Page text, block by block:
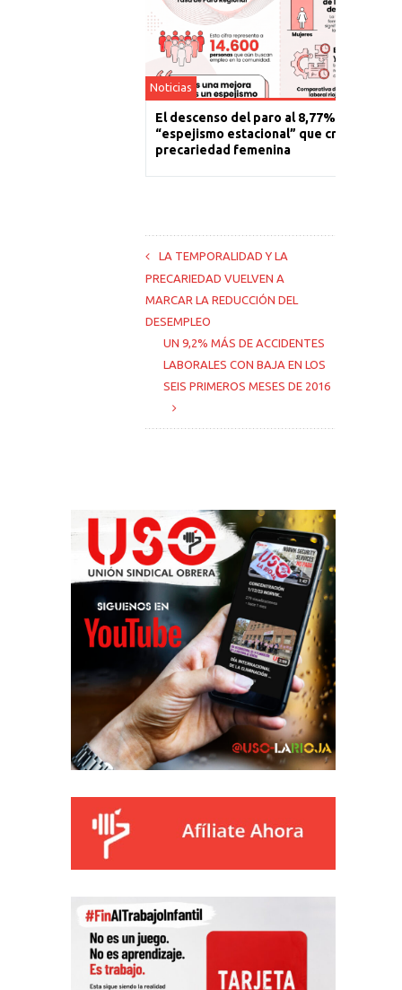
Noticias
El descenso del paro al 8,77% es un
“espejismo estacional” que cronifica la
precariedad femenina
LA TEMPORALIDAD Y LA
PRECARIEDAD VUELVEN A
MARCAR LA REDUCCIÓN DEL
DESEMPLEO
UN 9,2% MÁS DE ACCIDENTES
LABORALES CON BAJA EN LOS
SEIS PRIMEROS MESES DE 2016